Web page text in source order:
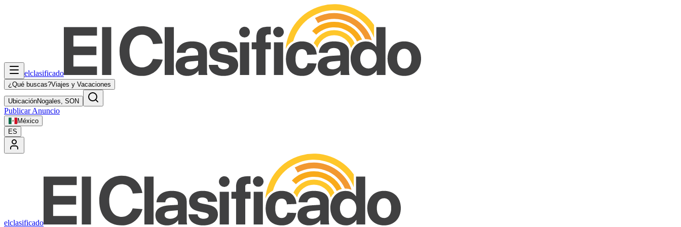
elclasificado
¿Qué buscas?Viajes y Vacaciones
UbicaciónNogales, SON
Publicar Anuncio
México
ES
elclasificado